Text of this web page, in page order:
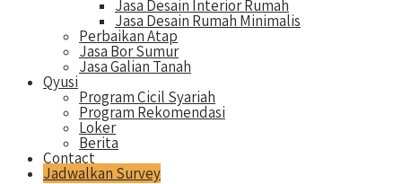
Jasa Desain Interior Rumah
Jasa Desain Rumah Minimalis
Perbaikan Atap
Jasa Bor Sumur
Jasa Galian Tanah
Qyusi
Program Cicil Syariah
Program Rekomendasi
Loker
Berita
Contact
Jadwalkan Survey